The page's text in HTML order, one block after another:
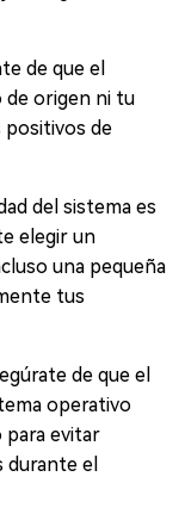
de que el
de origen ni tu
positivos de
del sistema es
elegir un
una pequeña
tus
de que el
operativo
para evitar
durante el